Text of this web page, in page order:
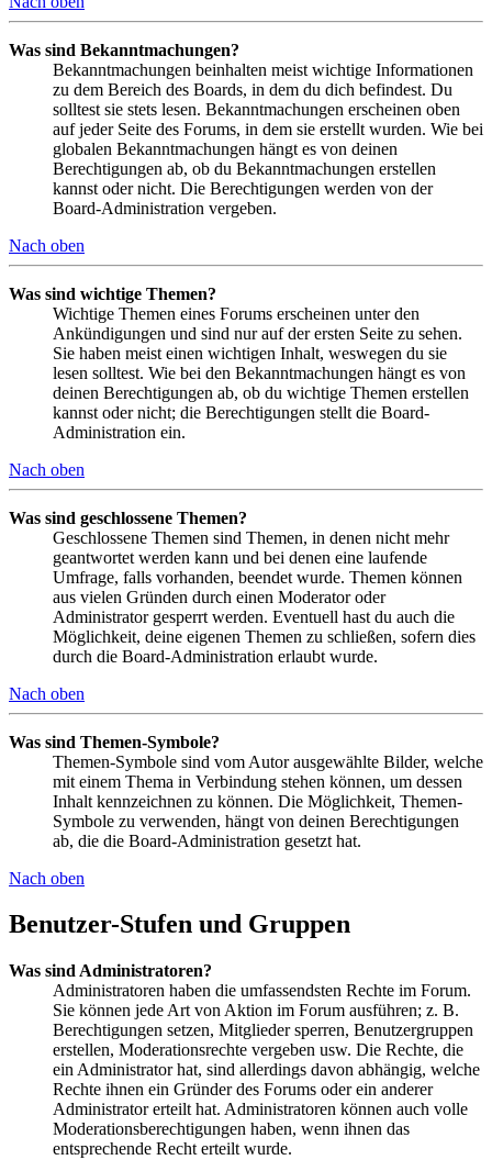
Was sind Bekanntmachungen?
Bekanntmachungen beinhalten meist wichtige Informationen
zu dem Bereich des Boards, in dem du dich befindest. Du
solltest sie stets lesen. Bekanntmachungen erscheinen oben
auf jeder Seite des Forums, in dem sie erstellt wurden. Wie bei
globalen Bekanntmachungen hängt es von deinen
Berechtigungen ab, ob du Bekanntmachungen erstellen
kannst oder nicht. Die Berechtigungen werden von der
Board-Administration vergeben.
Nach oben
Was sind wichtige Themen?
Wichtige Themen eines Forums erscheinen unter den
Ankündigungen und sind nur auf der ersten Seite zu sehen.
Sie haben meist einen wichtigen Inhalt, weswegen du sie
lesen solltest. Wie bei den Bekanntmachungen hängt es von
deinen Berechtigungen ab, ob du wichtige Themen erstellen
kannst oder nicht; die Berechtigungen stellt die Board-
Administration ein.
Nach oben
Was sind geschlossene Themen?
Geschlossene Themen sind Themen, in denen nicht mehr
geantwortet werden kann und bei denen eine laufende
Umfrage, falls vorhanden, beendet wurde. Themen können
aus vielen Gründen durch einen Moderator oder
Administrator gesperrt werden. Eventuell hast du auch die
Möglichkeit, deine eigenen Themen zu schließen, sofern dies
durch die Board-Administration erlaubt wurde.
Nach oben
Was sind Themen-Symbole?
Themen-Symbole sind vom Autor ausgewählte Bilder, welche
mit einem Thema in Verbindung stehen können, um dessen
Inhalt kennzeichnen zu können. Die Möglichkeit, Themen-
Symbole zu verwenden, hängt von deinen Berechtigungen
ab, die die Board-Administration gesetzt hat.
Nach oben
Benutzer-Stufen und Gruppen
Was sind Administratoren?
Administratoren haben die umfassendsten Rechte im Forum.
Sie können jede Art von Aktion im Forum ausführen; z. B.
Berechtigungen setzen, Mitglieder sperren, Benutzergruppen
erstellen, Moderationsrechte vergeben usw. Die Rechte, die
ein Administrator hat, sind allerdings davon abhängig, welche
Rechte ihnen ein Gründer des Forums oder ein anderer
Administrator erteilt hat. Administratoren können auch volle
Moderationsberechtigungen haben, wenn ihnen das
entsprechende Recht erteilt wurde.